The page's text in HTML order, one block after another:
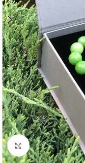
Click to enlarge